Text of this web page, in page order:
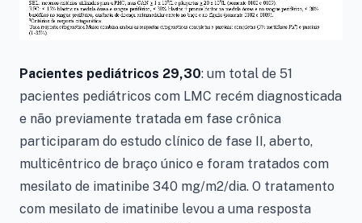
Pacientes pediátricos 29,30: um total de 51
pacientes pediátricos com LMC recém diagnosticada
e não previamente tratada em fase crônica
participaram do estudo clínico de fase II, aberto,
multicêntrico de braço único e foram tratados com
mesilato de imatinibe 340 mg/m2/dia. O tratamento
com mesilato de imatinibe levou a uma resposta